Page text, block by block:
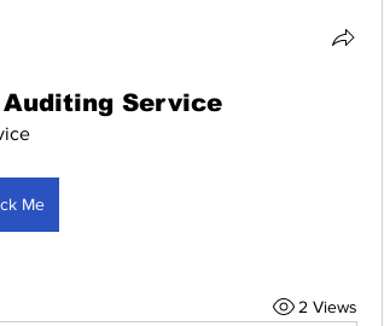
Auditing Service
Me
2 Views